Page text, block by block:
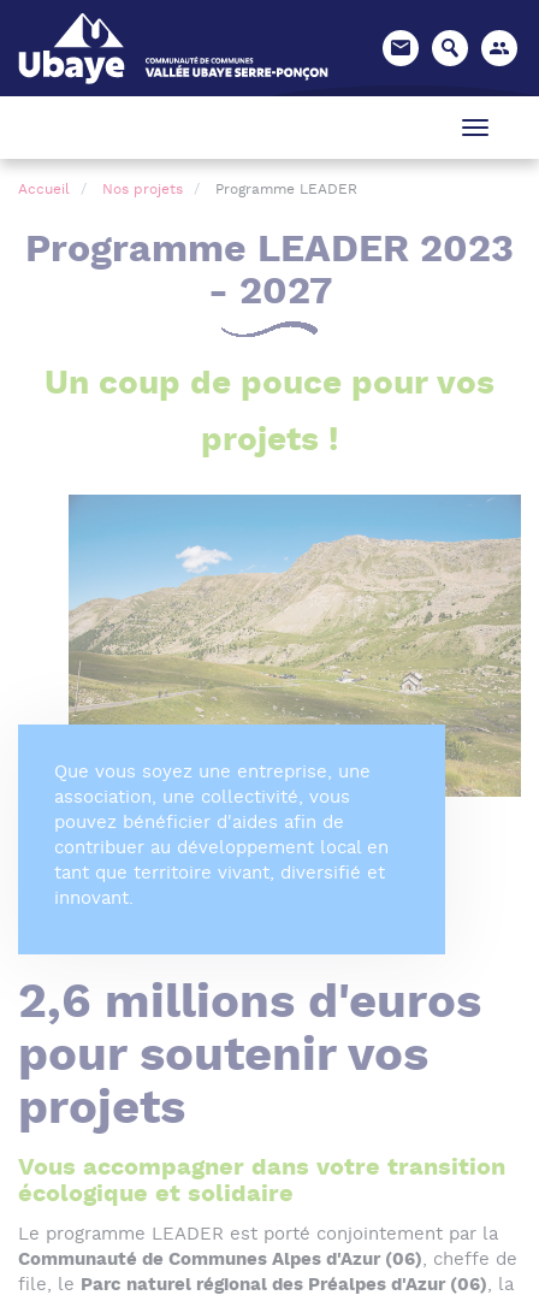
Accueil Nos projets Programme LEADER
Programme LEADER 2023
- 2027
Un coup de pouce pour vos
projets !
Que vous soyez une entreprise, une
association, une collectivité, vous
pouvez bénéficier d'aides afin de
contribuer au développement local en
tant que territoire vivant, diversifié et
innovant.
2,6 millions d'euros
pour soutenir vos
projets
Vous accompagner dans votre transition
écologique et solidaire
Le programme LEADER est porté conjointement par la
Communauté de Communes Alpes d'Azur (06), cheffe de
file, le Parc naturel régional des Préalpes d'Azur (06), la
Panneau de gestion des cookies